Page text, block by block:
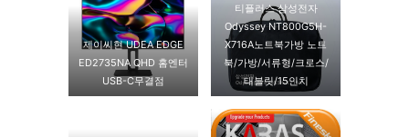
제이씨현 UDEA EDGE
ED2735NA QHD 홈엔터
USB-C무결점
티플러스 삼성전자
Odyssey NT800G5H-
X716A노트북가방 노트
북/가방/서류형/크로스/
태블릿/15인치